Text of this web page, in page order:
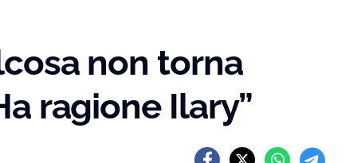
non torna
ragione Ilary”